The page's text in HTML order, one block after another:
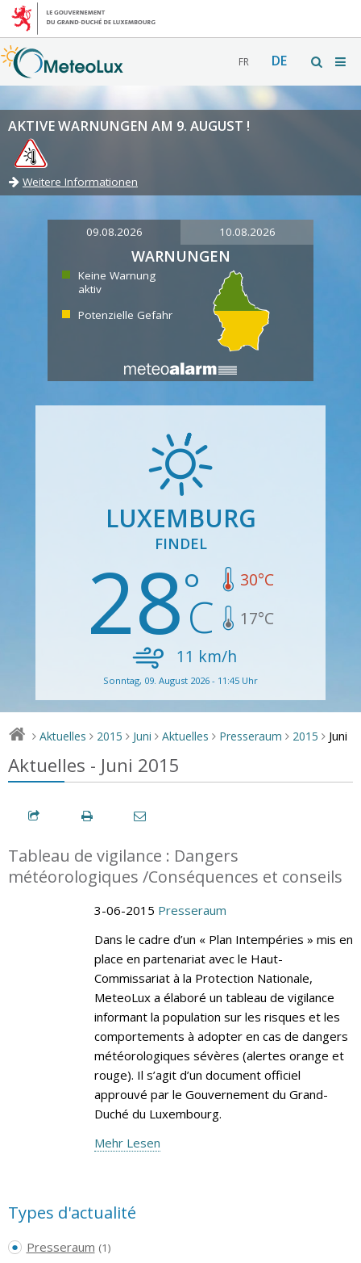
FR DE
AKTIVE WARNUNGEN AM 9. AUGUST !
Weitere Informationen
09.08.2026 10.08.2026
WARNUNGEN
Keine Warnung
aktiv
Potenzielle Gefahr
LUXEMBURG
FINDEL
28 30°C
17°C
11 km/h
Sonntag, 09. August 2026 - 11:45 Uhr
> Aktuelles > 2015 > Juni > Aktuelles > Presseraum > 2015 > Juni
Aktuelles - Juni 2015
Tableau de vigilance : Dangers
météorologiques /Conséquences et conseils
3-06-2015 Presseraum
Dans le cadre d’un « Plan Intempéries » mis en
place en partenariat avec le Haut-
Commissariat à la Protection Nationale,
MeteoLux a élaboré un tableau de vigilance
informant la population sur les risques et les
comportements à adopter en cas de dangers
météorologiques sévères (alertes orange et
rouge). Il s’agit d’un document officiel
approuvé par le Gouvernement du Grand-
Duché du Luxembourg.
Mehr Lesen
Types d'actualité
Presseraum (1)